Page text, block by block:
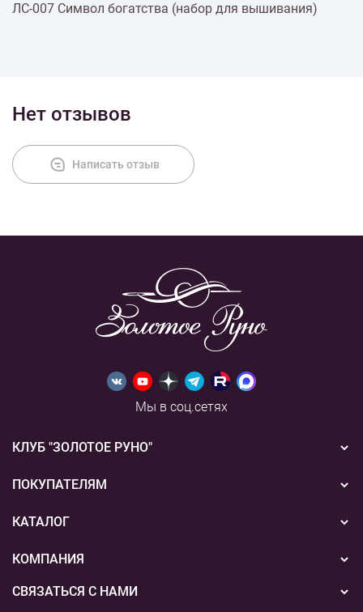
Доставка
ЛС-007 Символ богатства (набор для вышивания)
Нет отзывов
Написать отзыв
Мы в соц.сетях
КЛУБ "ЗОЛОТОЕ РУНО"
Новости
Акции
ПОКУПАТЕЛЯМ
Бонусная система
Подарочные сертификаты
Способы оплаты
КАТАЛОГ
Вышивка
Пряжа
КОМПАНИЯ
О нас
СВЯЗАТЬСЯ С НАМИ